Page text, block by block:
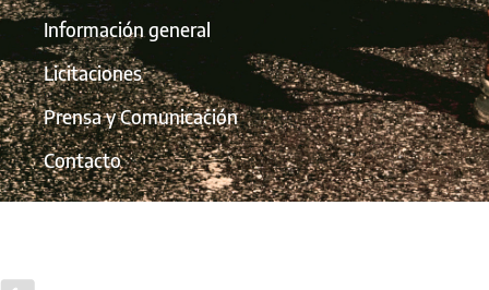
Información general
Licitaciones
Prensa y Comunicación
Contacto